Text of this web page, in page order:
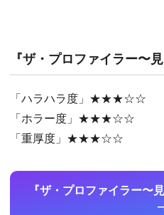
『ザ・プロファイラー〜
「ハラハラ度」★★★☆☆
「ホラー度」★★★☆☆
「重厚度」★★★☆☆
『ザ・プロファイラー〜